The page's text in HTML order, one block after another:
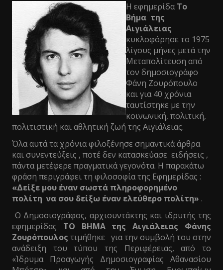
Η εφημερίδαΤο
Βήμα της
Αιγιάλειας
κυκλοφόρησε το 1975
λίγους μήνες μετά την
Μεταπολίτευση από
τον δημοσιογράφο
Φάνη Ζουρόπουλο
και για 40 χρόνια
ταυτίστηκε με την
κοινωνική, πολιτική,
πολιτιστική και αθλητική ζωή της Αιγιάλειας.
Όλα αυτά τα χρόνια φιλοξένησε σημαντικά άρθρα
και συνεντεύξεις , ποτέ δεν κατασκεύασε ειδήσεις ,
πάντα μετέφερε πραγματικά γεγονότα. Η παρακάτω
φράση περιγράφει τη φιλοσοφία της Εφημερίδας :
«Δείξε μου έναν σωστά πληροφορημένο
πολίτη να σου δείξω έναν ελεύθερο πολίτη» .
Ο Δημοσιογράφος, αρχισυντάκτης και ιδρυτής της
εφημερίδας ΤΟ ΒΗΜΑ της Αιγιάλειας Φάνης
Ζουρόπουλος τιμήθηκε για την συμβολή του στην
ανάδειξη του τύπου της Περιφέρειας, από το
«Ίδρυμα Προαγωγής Δημοσιογραφίας Αθανασίου